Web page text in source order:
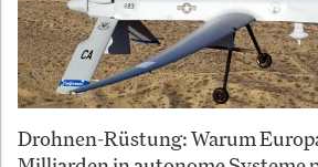
Drohnen-Rüstung: Warum